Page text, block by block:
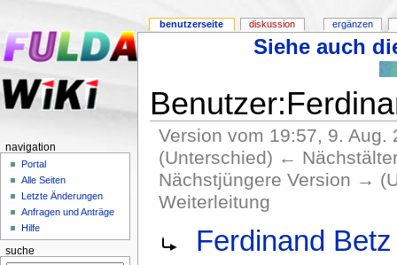
Siehe auch
Version vom 19:57, 9.
(Unterschied) ←
Nächstjüngere Version →
Weiterleitung
Ferdinand Betz
benutzerseite diskussion ergänzen
navigation
Portal
Alle Seiten
Letzte Änderungen
Anfragen und Anträge
Hilfe
suche